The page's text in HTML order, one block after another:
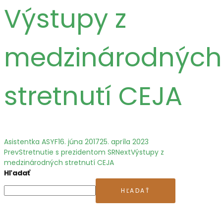
Výstupy z
medzinárodných
stretnutí CEJA
Asistentka ASYF16. júna 201725. apríla 2023
PrevStretnutie s prezidentom SRNextVýstupy z
medzinárodných stretnutí CEJA
Hľadať
HĽADAŤ